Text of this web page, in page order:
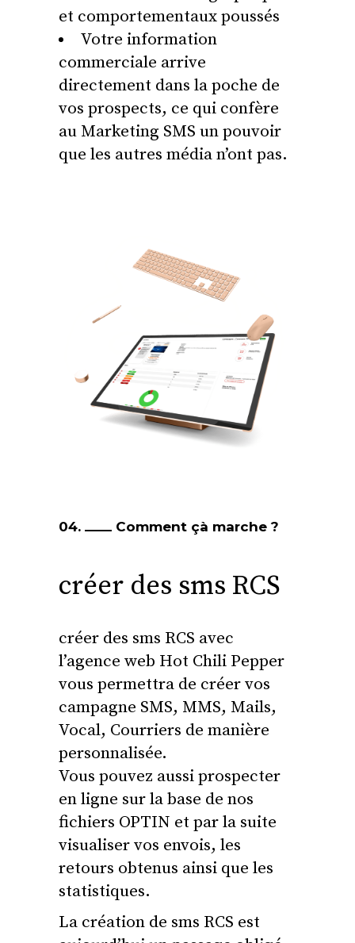
et comportementaux poussés
Votre information
commerciale arrive
directement dans la poche de
vos prospects, ce qui confère
au Marketing SMS un pouvoir
que les autres média n’ont pas.
04. Comment çà marche ?
créer des sms RCS
créer des sms RCS avec
l’agence web Hot Chili Pepper
vous permettra de créer vos
campagne SMS, MMS, Mails,
Vocal, Courriers de manière
personnalisée.
Vous pouvez aussi prospecter
en ligne sur la base de nos
fichiers OPTIN et par la suite
visualiser vos envois, les
retours obtenus ainsi que les
statistiques.
La création de sms RCS est